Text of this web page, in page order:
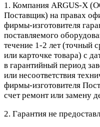
1. Компания ARGUS-X
Поставщик) на правах
фирмы-изготовителя
поставляемого
течение 1-2 лет (точный
или карточке товара) с
в гарантийный период
или несоответствия
фирмы-изготовителя
счет ремонт или замену
2. Гарантия не